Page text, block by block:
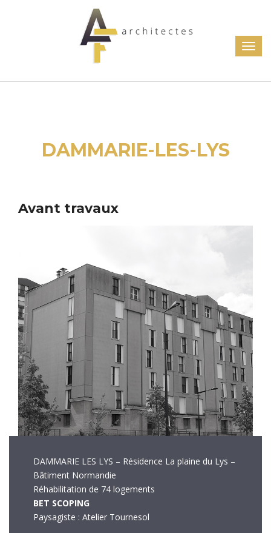
DAMMARIE-LES-LYS
Avant travaux
DAMMARIE LES LYS – Résidence La plaine du Lys –
Bâtiment Normandie
Réhabilitation de 74 logements
BET SCOPING
Paysagiste : Atelier Tournesol